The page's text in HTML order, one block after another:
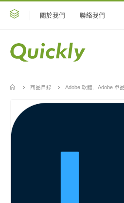
關於我們 聯絡我們
商品目錄 Adobe 軟體 Adobe 單品